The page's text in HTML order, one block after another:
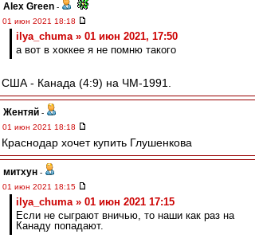
Alex Green -
01 июн 2021 18:18
ilya_chuma » 01 июн 2021, 17:50
а вот в хоккее я не помню такого
США - Канада (4:9) на ЧМ-1991.
Жентяй -
01 июн 2021 18:18
Краснодар хочет купить Глушенкова
митхун -
01 июн 2021 18:15
ilya_chuma » 01 июн 2021 17:15
Если не сыграют вничью, то наши как раз на
Канаду попадают.